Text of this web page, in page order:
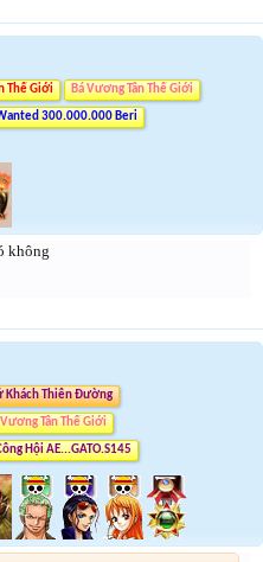
Thế Giới Bá Vương Tân Thế Giới
300.000.000 Beri
không
Khách Thiên Đường
Vương Tân Thế Giới
Hội AE...GATO.S145